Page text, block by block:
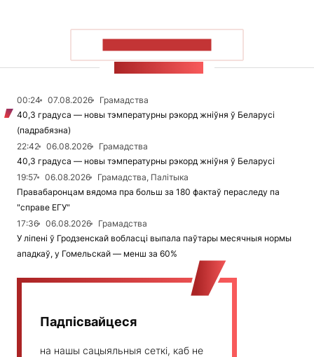
00:24 07.08.2026
Грамадства
40,3 градуса — новы тэмпературны рэкорд жніўня ў Беларусі
(падрабязна)
22:42
06.08.2026
Грамадства
40,3 градуса — новы тэмпературны рэкорд жніўня ў Беларусі
19:57
06.08.2026
Грамадства, Палітыка
Правабаронцам вядома пра больш за 180 фактаў пераследу па
"справе ЕГУ"
17:36
06.08.2026
Грамадства
У ліпені ў Гродзенскай вобласці выпала паўтары месячныя нормы
ападкаў, у Гомельскай — менш за 60%
Падпісвайцеся
на нашы сацыяльныя сеткі, каб не